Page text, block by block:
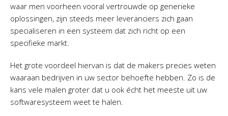
waar men voorheen vooral vertrouwde op generieke
oplossingen, zijn steeds meer leveranciers zich gaan
specialiseren in een systeem dat zich richt op een
specifieke markt.
Het grote voordeel hiervan is dat de makers precies weten
waaraan bedrijven in uw sector behoefte hebben. Zo is de
kans vele malen groter dat u ook écht het meeste uit uw
softwaresysteem weet te halen.